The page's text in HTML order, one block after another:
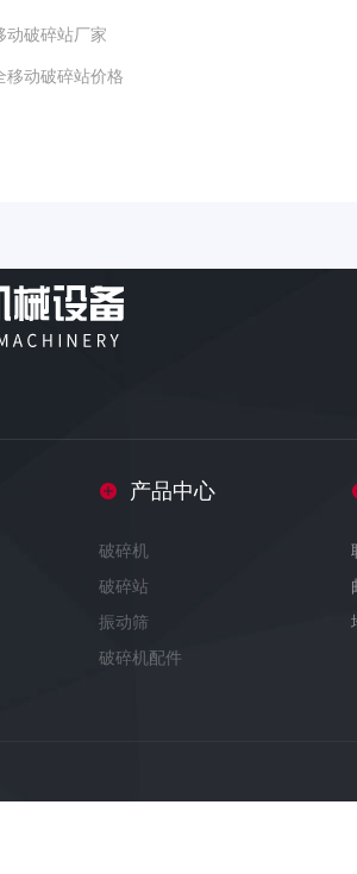
动破碎站厂家
移动破碎站价格
产品中心
破碎机
破碎站
振动筛
破碎机配件